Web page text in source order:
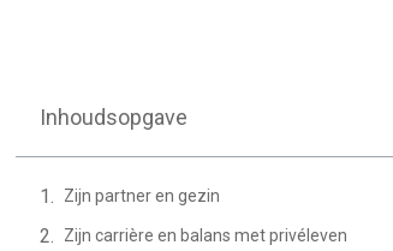
Inhoudsopgave
Zijn partner en gezin
Zijn carrière en balans met privéleven